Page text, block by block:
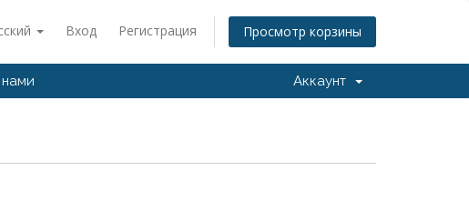
Вход Регистрация Просмотр корзины
нами Аккаунт